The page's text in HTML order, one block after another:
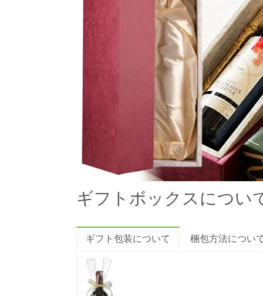
ギフトボックスについ
ギフト包装について 梱包方法につい